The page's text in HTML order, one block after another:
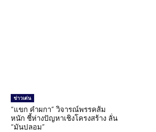
ข่าวเด่น
“แขก คำผกา” วิจารณ์พรรคส้ม
หนัก ชี้ห่างปัญหาเชิงโครงสร้าง ลั่น
“มันปลอม”